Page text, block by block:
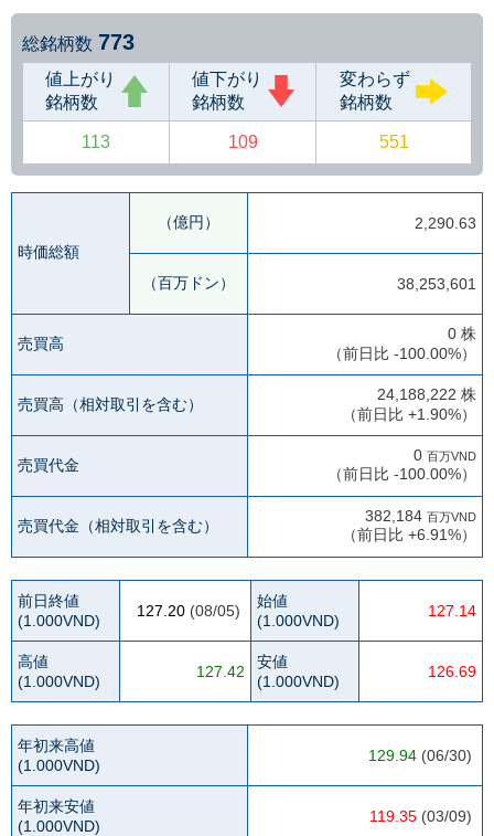
総銘柄数 773
値上がり
銘柄数
値下がり
銘柄数
変わらず
銘柄数
113 109 551
時価総額
（億円） 2,290.63
（百万ドン） 38,253,601
売買高
0 株
（前日比 -100.00%）
売買高 （相対取引を含む）
24,188,222 株
（前日比 +1.90%）
売買代金
0 百万VND
（前日比 -100.00%）
売買代金 （相対取引を含む）
382,184 百万VND
（前日比 +6.91%）
前日終値
(1.000VND)
127.20 (08/05)
始値
(1.000VND)
127.14
高値
(1.000VND)
127.42
安値
(1.000VND)
126.69
年初来高値
(1.000VND)
129.94 (06/30)
年初来安値
(1.000VND)
119.35 (03/09)